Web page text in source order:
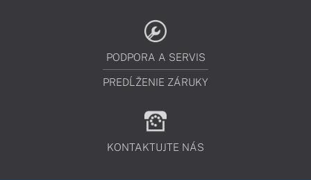
PODPORA A SERVIS
PREDĹŽENIE ZÁRUKY
KONTAKTUJTE NÁS